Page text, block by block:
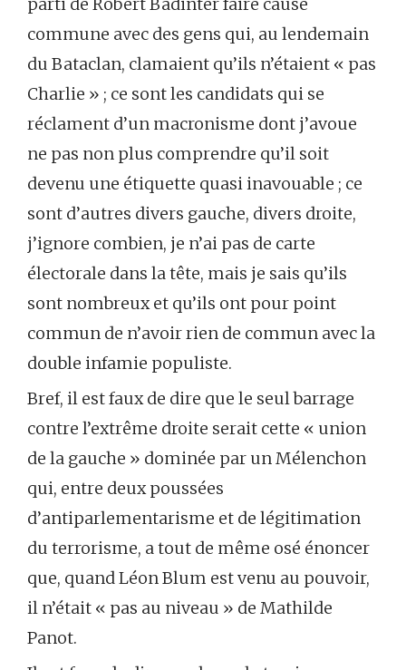
commune avec des gens qui, au lendemain
du Bataclan, clamaient qu’ils n’étaient « pas
Charlie » ; ce sont les candidats qui se
réclament d’un macronisme dont j’avoue
ne pas non plus comprendre qu’il soit
devenu une étiquette quasi inavouable ; ce
sont d’autres divers gauche, divers droite,
j’ignore combien, je n’ai pas de carte
électorale dans la tête, mais je sais qu’ils
sont nombreux et qu’ils ont pour point
commun de n’avoir rien de commun avec la
double infamie populiste.
Bref, il est faux de dire que le seul barrage
contre l’extrême droite serait cette « union
de la gauche » dominée par un Mélenchon
qui, entre deux poussées
d’antiparlementarisme et de légitimation
du terrorisme, a tout de même osé énoncer
que, quand Léon Blum est venu au pouvoir,
il n’était « pas au niveau » de Mathilde
Panot.